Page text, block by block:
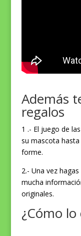
Además
regalos
1 .- El juego de
su mascota hasta
forme.
2.- Una vez
mucha
originales.
¿Cómo